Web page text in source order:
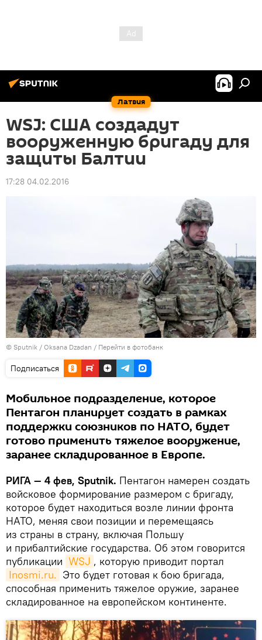
Латвия
WSJ: США создадут
вооруженную бригаду для
защиты Балтии
17:28 04.02.2016
© Sputnik / Oksana Dzadan / Перейти в фотобанк
Подписаться
Мобильное подразделение, которое
Пентагон планирует создать в рамках
поддержки союзников по НАТО, будет
готово применить тяжелое вооружение,
заранее складированное в Европе.
РИГА — 4 фев, Sputnik. Пентагон намерен создать
войсковое формирование размером с бригаду,
которое будет находиться возле линии фронта
НАТО, меняя свои позиции и перемещаясь
из страны в страну, включая Польшу
и прибалтийские государства. Об этом говорится
публикации WSJ , которую приводит портал
Inosmi.ru. Это будет готовая к бою бригада,
способная применить тяжелое оружие, заранее
складированное на европейском континенте.